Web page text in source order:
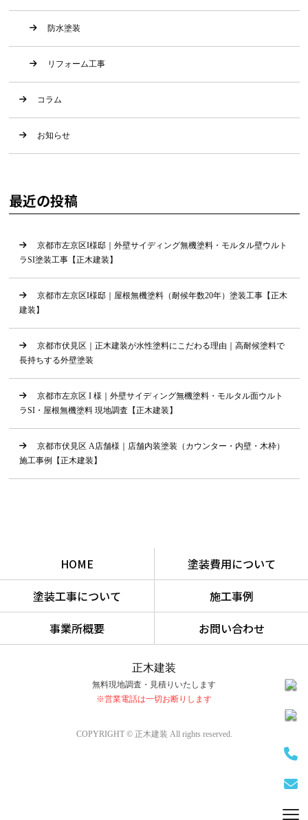
防水塗装
リフォーム工事
コラム
お知らせ
最近の投稿
京都市左京区I様邸｜外壁サイディング無機塗料・モルタル壁ウルト
ラSI塗装工事【正木建装】
京都市左京区I様邸｜屋根無機塗料（耐候年数20年）塗装工事【正木
建装】
京都市伏見区｜正木建装が水性塗料にこだわる理由｜高耐候塗料で
長持ちする外壁塗装
京都市左京区 I 様｜外壁サイディング無機塗料・モルタル面ウルト
ラSI・屋根無機塗料 現地調査【正木建装】
京都市伏見区 A店舗様｜店舗内装塗装（カウンター・内壁・木枠）
施工事例【正木建装】
HOME
塗装費用について
塗装工事について
施工事例
事業所概要
お問い合わせ
正木建装
無料現地調査・見積りいたします
※営業電話は一切お断りします
COPYRIGHT © 正木建装 All rights reserved.